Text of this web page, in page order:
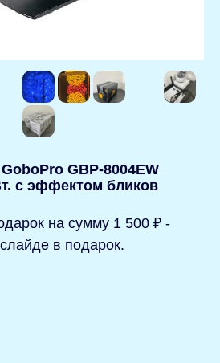
GBP-8004EW
с эффектом бликов
на сумму 1 500 ₽ -
в подарок.